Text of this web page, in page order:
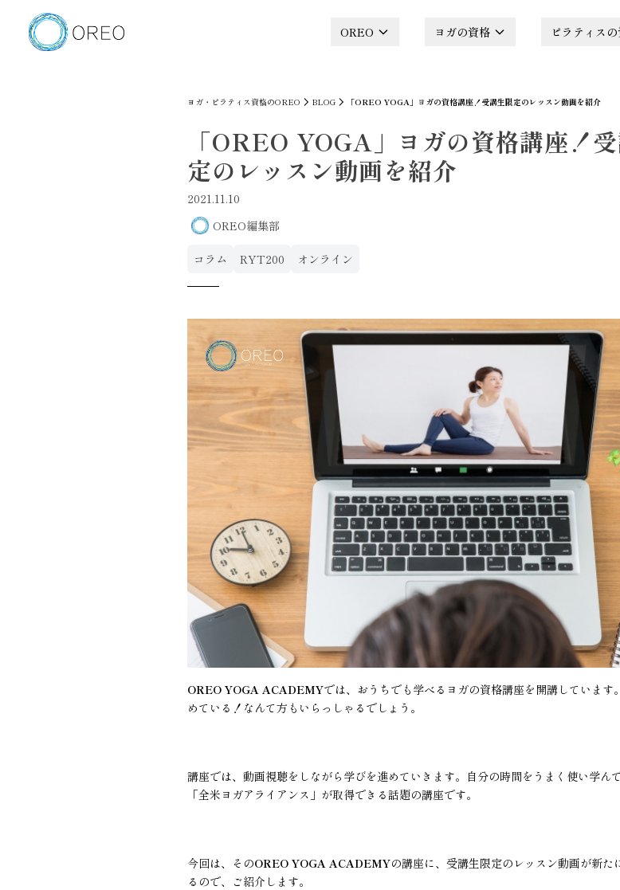
OREO ヨガの資格 ピラティス
ヨガ・ピラティス資格のOREO BLOG 「OREO YOGA」ヨガの資格講座！受講生限定のレッスン動画を紹介
「OREO YOGA」ヨガの資格講座！
定のレッスン動画を紹介
2021.11.10
OREO編集部
コラム RYT200 オンライン
OREO YOGA ACADEMYでは、おうちでも学べるヨガの資格講座を開講しています
めている！なんて方もいらっしゃるでしょう。
講座では、動画視聴をしながら学びを進めていきます。自分の時間をうまく使い学んで
「全米ヨガアライアンス」が取得できる話題の講座です。
今回は、そのOREO YOGA ACADEMYの講座に、受講生限定のレッスン動画が新た
るので、ご紹介します。